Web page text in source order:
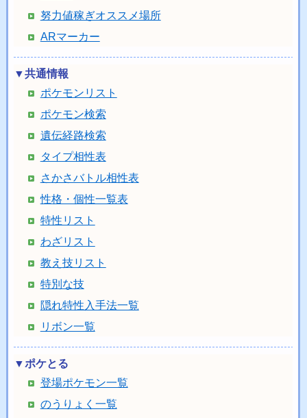
努力値稼ぎオススメ場所
ARマーカー
▼共通情報
ポケモンリスト
ポケモン検索
遺伝経路検索
タイプ相性表
さかさバトル相性表
性格・個性一覧表
特性リスト
わざリスト
教え技リスト
特別な技
隠れ特性入手法一覧
リボン一覧
▼ポケとる
登場ポケモン一覧
のうりょく一覧